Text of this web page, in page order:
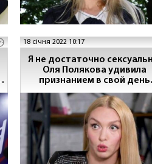
18 січня 2022 10:17
Я не достаточно
Оля Полякова удивила
признанием в свой день
рождения